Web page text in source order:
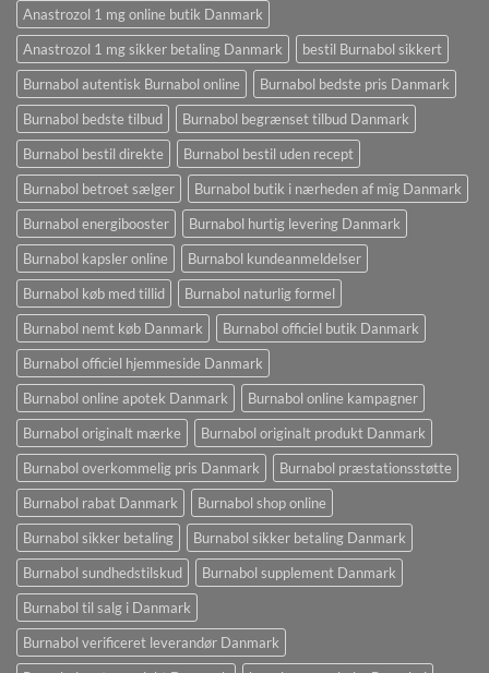
Anastrozol 1 mg online butik Danmark
Anastrozol 1 mg sikker betaling Danmark
bestil Burnabol sikkert
Burnabol autentisk Burnabol online
Burnabol bedste pris Danmark
Burnabol bedste tilbud
Burnabol begrænset tilbud Danmark
Burnabol bestil direkte
Burnabol bestil uden recept
Burnabol betroet sælger
Burnabol butik i nærheden af ​​mig Danmark
Burnabol energibooster
Burnabol hurtig levering Danmark
Burnabol kapsler online
Burnabol kundeanmeldelser
Burnabol køb med tillid
Burnabol naturlig formel
Burnabol nemt køb Danmark
Burnabol officiel butik Danmark
Burnabol officiel hjemmeside Danmark
Burnabol online apotek Danmark
Burnabol online kampagner
Burnabol originalt mærke
Burnabol originalt produkt Danmark
Burnabol overkommelig pris Danmark
Burnabol præstationsstøtte
Burnabol rabat Danmark
Burnabol shop online
Burnabol sikker betaling
Burnabol sikker betaling Danmark
Burnabol sundhedstilskud
Burnabol supplement Danmark
Burnabol til salg i Danmark
Burnabol verificeret leverandør Danmark